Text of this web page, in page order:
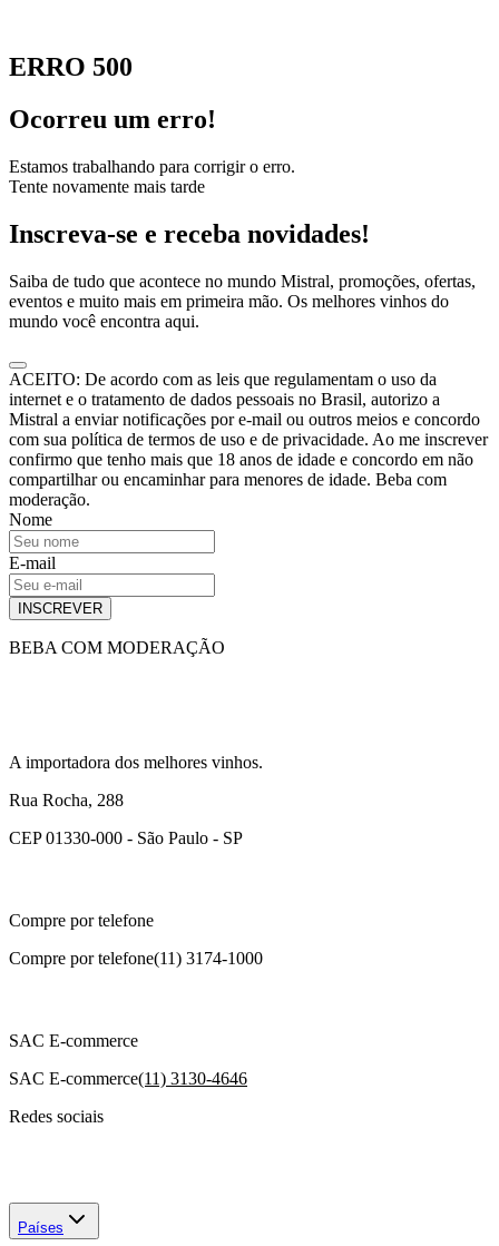
ERRO 500
Ocorreu um erro!
Estamos trabalhando para corrigir o erro.
Tente novamente mais tarde
Inscreva-se e receba novidades!
Saiba de tudo que acontece no mundo Mistral, promoções, ofertas,
eventos e muito mais em primeira mão. Os melhores vinhos do
mundo você encontra aqui.
ACEITO: De acordo com as leis que regulamentam o uso da
internet e o tratamento de dados pessoais no Brasil, autorizo a
Mistral a enviar notificações por e-mail ou outros meios e concordo
com sua política de termos de uso e de privacidade. Ao me inscrever
confirmo que tenho mais que 18 anos de idade e concordo em não
compartilhar ou encaminhar para menores de idade. Beba com
moderação.
Nome
E-mail
INSCREVER
BEBA COM MODERAÇÃO
A importadora dos melhores vinhos.
Rua Rocha, 288
CEP 01330-000 - São Paulo - SP
Compre por telefone
Compre por telefone(11) 3174-1000
SAC E-commerce
SAC E-commerce(11) 3130-4646
Redes sociais
Países